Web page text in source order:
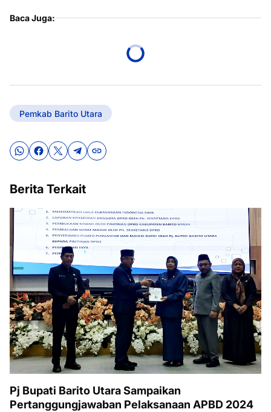
Baca Juga:
Pemkab Barito Utara
Berita Terkait
Pj Bupati Barito Utara Sampaikan
Pertanggungjawaban Pelaksanaan APBD 2024